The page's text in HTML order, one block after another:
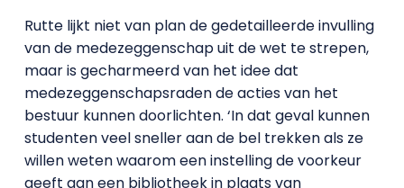
Rutte lijkt niet van plan de gedetailleerde invulling
van de medezeggenschap uit de wet te strepen,
maar is gecharmeerd van het idee dat
medezeggenschapsraden de acties van het
bestuur kunnen doorlichten. ‘In dat geval kunnen
studenten veel sneller aan de bel trekken als ze
willen weten waarom een instelling de voorkeur
geeft aan een bibliotheek in plaats van